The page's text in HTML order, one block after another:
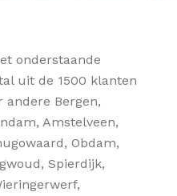
onderstaande
uit de 1500 klanten
andere Bergen,
Amstelveen,
Obdam,
Spierdijk,